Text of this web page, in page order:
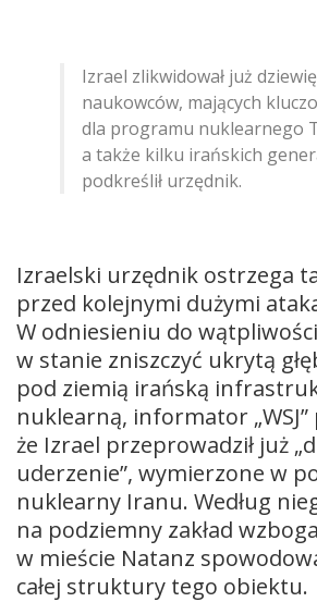
Izrael zlikwidował już
naukowców, mających
dla programu nuklearnego
a także kilku irańskich
podkreślił urzędnik.
Izraelski urzędnik ostrzega
przed kolejnymi dużymi
W odniesieniu do
w stanie zniszczyć ukrytą
pod ziemią irańską
nuklearną, informator „WSJ”
że Izrael przeprowadził już
uderzenie”, wymierzone w
nuklearny Iranu. Według
na podziemny zakład
w mieście Natanz
całej struktury tego obiektu.